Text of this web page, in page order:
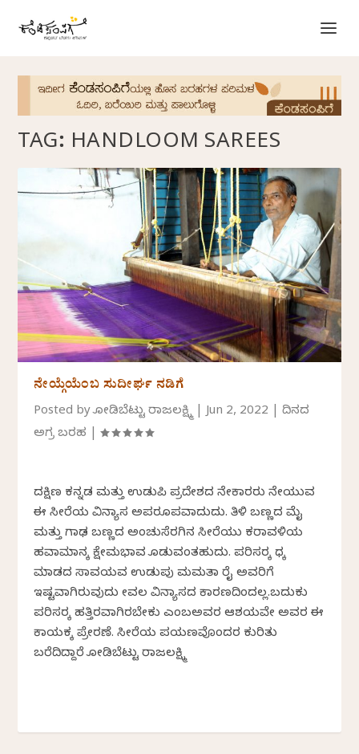
TAG: HANDLOOM SAREES
ನೇಯ್ಗೆಯೆಂಬ ಸುದೀರ್ಘ ನಡಿಗೆ
Posted byಕೋಡಿಬೆಟ್ಟು ರಾಜಲಕ್ಷ್ಮಿ |Jun 2, 2022 |ದಿನದ
ಅಗ್ರ ಬರಹ |
ದಕ್ಷಿಣ ಕನ್ನಡ ಮತ್ತು ಉಡುಪಿ ಪ್ರದೇಶದ ನೇಕಾರರು ನೇಯುವ
ಈ ಸೀರೆಯ ವಿನ್ಯಾಸ ಅಪರೂಪವಾದುದು. ತಿಳಿ ಬಣ್ಣದ ಮೈ
ಮತ್ತು ಗಾಢ ಬಣ್ಣದ ಅಂಚುಸೆರಗಿನ ಸೀರೆಯು ಕರಾವಳಿಯ
ಹವಾಮಾನಕ್ಕೆ ಕ್ಷೇಮಭಾವ ಕೊಡುವಂತಹುದು. ಪರಿಸರಕ್ಕೆ ಧಕ್ಕೆ
ಮಾಡದ ಸಾವಯವ ಉಡುಪು ಮಮತಾ ರೈ ಅವರಿಗೆ
ಇಷ್ಟವಾಗಿರುವುದು ಕೇವಲ ವಿನ್ಯಾಸದ ಕಾರಣದಿಂದಲ್ಲ.ಬದುಕು
ಪರಿಸರಕ್ಕೆ ಹತ್ತಿರವಾಗಿರಬೇಕು ಎಂಬಅವರ ಆಶಯವೇ ಅವರ ಈ
ಕಾಯಕಕ್ಕೆ ಪ್ರೇರಣೆ. ಸೀರೆಯ ಪಯಣವೊಂದರ ಕುರಿತು
ಬರೆದಿದ್ದಾರೆ ಕೋಡಿಬೆಟ್ಟು ರಾಜಲಕ್ಷ್ಮಿ